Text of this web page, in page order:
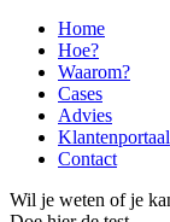
Home
Hoe?
Waarom?
Cases
Advies
Klantenportaal
Contact
Wil je weten of je